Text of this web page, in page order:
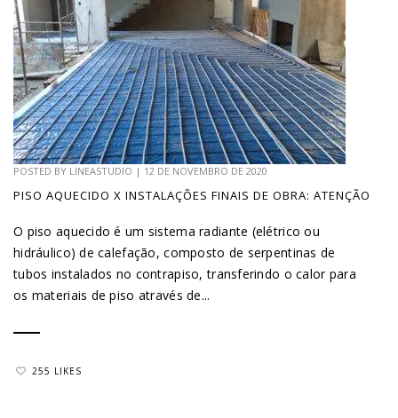
POSTED BY LINEASTUDIO | 12 DE NOVEMBRO DE 2020
PISO AQUECIDO X INSTALAÇÕES FINAIS DE OBRA: ATENÇÃO
O piso aquecido é um sistema radiante (elétrico ou
hidráulico) de calefação, composto de serpentinas de
tubos instalados no contrapiso, transferindo o calor para
os materiais de piso através de...
255 LIKES